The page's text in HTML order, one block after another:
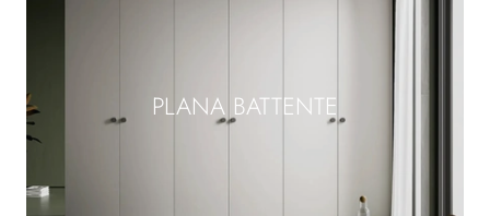
PLANA BATTENTE